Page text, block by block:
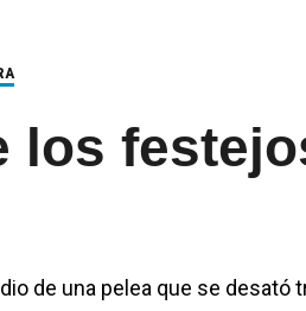
los
de una pelea que se desató